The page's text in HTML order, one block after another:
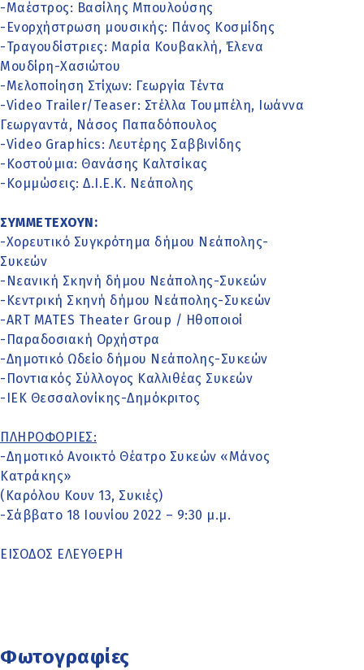
-Μαέστρος: Βασίλης Μπουλούσης
-Ενορχήστρωση μουσικής: Πάνος Κοσμίδης
-Τραγουδίστριες: Μαρία Κουβακλή, Έλενα
Μουδίρη-Χασιώτου
-Μελοποίηση Στίχων: Γεωργία Τέντα
-Video Trailer/Τeaser: Στέλλα Τουμπέλη, Ιωάννα
Γεωργαντά, Νάσος Παπαδόπουλος
-Video Graphics: Λευτέρης Σαββινίδης
-Κοστούμια: Θανάσης Καλτσίκας
-Κομμώσεις: Δ.Ι.Ε.Κ. Νεάπολης
ΣΥΜΜΕΤΕΧΟΥΝ:
-Χορευτικό Συγκρότημα δήμου Νεάπολης-
Συκεών
-Νεανική Σκηνή δήμου Νεάπολης-Συκεών
-Κεντρική Σκηνή δήμου Νεάπολης-Συκεών
-ART MATES Theater Group / Ηθοποιοί
-Παραδοσιακή Ορχήστρα
-Δημοτικό Ωδείο δήμου Νεάπολης-Συκεών
-Ποντιακός Σύλλογος Καλλιθέας Συκεών
-ΙΕΚ Θεσσαλονίκης-Δημόκριτος
ΠΛΗΡΟΦΟΡΙΕΣ:
-Δημοτικό Ανοικτό Θέατρο Συκεών «Μάνος
Κατράκης»
(Καρόλου Κουν 13, Συκιές)
-Σάββατο 18 Ιουνίου 2022 – 9:30 μ.μ.
ΕΙΣΟΔΟΣ ΕΛΕΥΘΕΡΗ
Φωτογραφίες